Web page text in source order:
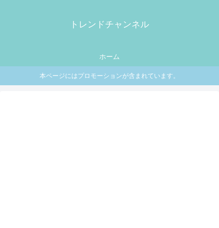
トレンドチャンネル
ホーム
本ページにはプロモーションが含まれています。